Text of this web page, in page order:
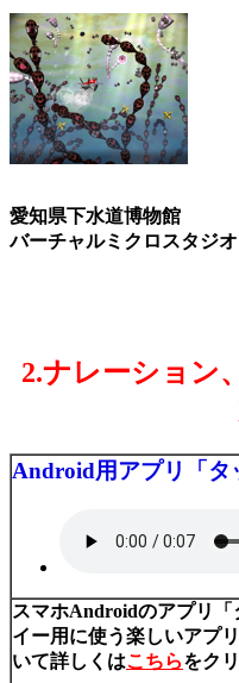
愛知県下水道博物館
バーチャルミクロスタジオ
2.ナレーション
Android用アプリ「タ
スマホAndroidのアプリ
イー用に使う楽しいアプ
いて詳しくはこちらをク